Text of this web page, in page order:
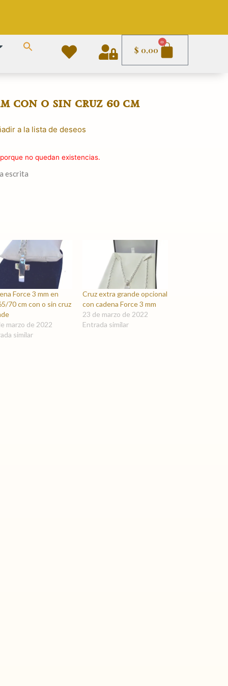
$ 0,00
0
Carrito
con o sin cruz 60 cm
a la lista de deseos
no quedan existencias.
escrita
Force 3 mm en
70 cm con o sin cruz
marzo de 2022
similar
Cruz extra grande opcional
con cadena Force 3 mm
23 de marzo de 2022
Entrada similar